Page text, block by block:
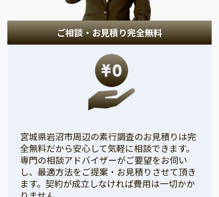
ご相談・お見積り完全無料
宮城県岩沼市周辺の素行調査のお見積りは完
全無料だから安心して気軽に相談できます。
専門の相談アドバイザーがご要望をお伺い
し、最適方法をご提案・お見積りさせて頂き
ます。契約が成立しなければ費用は一切かか